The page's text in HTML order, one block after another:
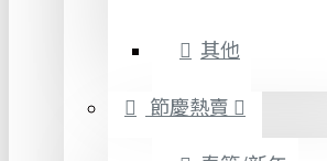
其他
節慶熱賣